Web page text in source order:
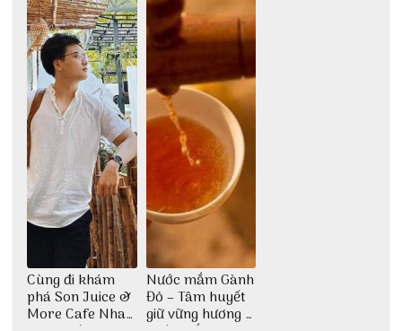
Cùng đi khám
phá Son Juice &
More Cafe Nha
Nước mắm Gành
Đỏ – Tâm huyết
giữ vững hương vị